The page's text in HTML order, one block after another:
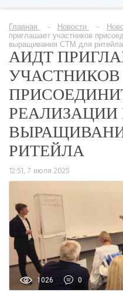
Главная Новости
приглашает участников
выращивания СТМ для ритейла
АИДТ
УЧАСТНИКОВ
РИТЕЙЛА
12:51, 7 июля 2025
1026 0